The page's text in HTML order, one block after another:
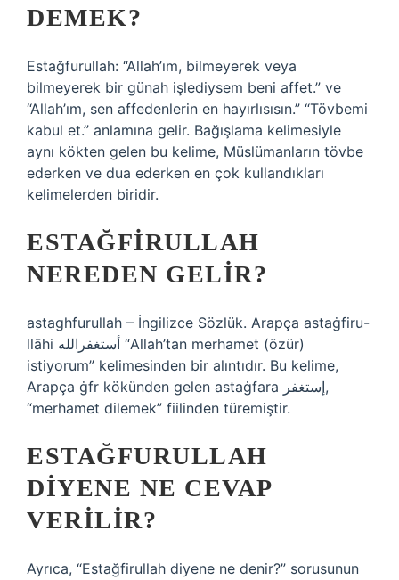
DEMEK?
Estağfurullah: “Allah’ım, bilmeyerek veya
bilmeyerek bir günah işlediysem beni affet.” ve
“Allah’ım, sen affedenlerin en hayırlısısın.” “Tövbemi
kabul et.” anlamına gelir. Bağışlama kelimesiyle
aynı kökten gelen bu kelime, Müslümanların tövbe
ederken ve dua ederken en çok kullandıkları
kelimelerden biridir.
ESTAĞFIRULLAH
NEREDEN GELIR?
astaghfurullah – İngilizce Sözlük. Arapça astaġfiru-
llāhi أستغفرالله “Allah’tan merhamet (özür)
istiyorum” kelimesinden bir alıntıdır. Bu kelime,
Arapça ġfr kökünden gelen astaġfara إستغفر,
“merhamet dilemek” fiilinden türemiştir.
ESTAĞFURULLAH
DIYENE NE CEVAP
VERILIR?
Ayrıca, “Estağfirullah diyene ne denir?” sorusunun